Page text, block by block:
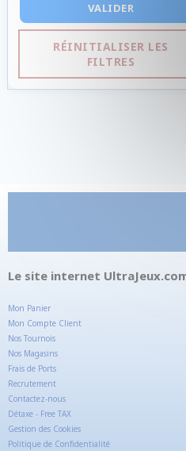
VALIDER
RÉINITIALISER LES
FILTRES
Le site internet
Mon Panier
Mon Compte Client
Nos Tournois
Nos Magasins
Frais de Ports
Recrutement
Contactez-nous
Détaxe - Free TAX
Gestion des Cookies
Politique de Confidentialité